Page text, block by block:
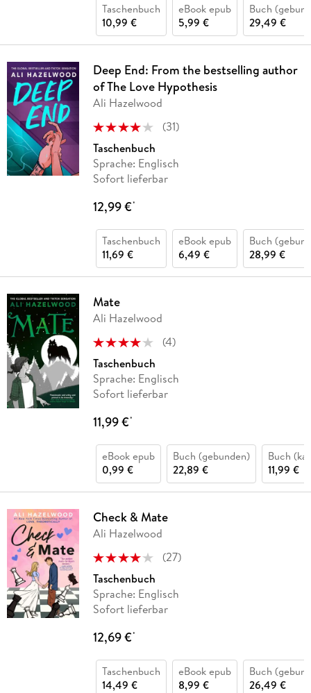
Taschenbuch
10,99 €
eBook epub
5,99 €
Buch
29,49 €
Deep End: From the bestselling author
of The Love Hypothesis
Ali Hazelwood
(31)
Taschenbuch
Sprache: Englisch
Sofort lieferbar
12,99 €*
Taschenbuch
11,69 €
eBook epub
6,49 €
Buch
28,99 €
Mate
Ali Hazelwood
(4)
Taschenbuch
Sprache: Englisch
Sofort lieferbar
11,99 €*
eBook epub
0,99 €
Buch (gebunden)
22,89 €
Buch
11,99 €
Check & Mate
Ali Hazelwood
(27)
Taschenbuch
Sprache: Englisch
Sofort lieferbar
12,69 €*
Taschenbuch
14,49 €
eBook epub
8,99 €
Buch
26,49 €